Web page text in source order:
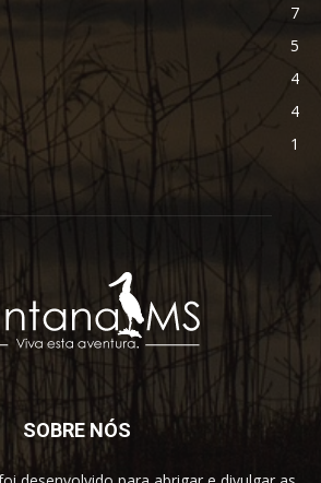
7
5
4
4
1
SOBRE NÓS